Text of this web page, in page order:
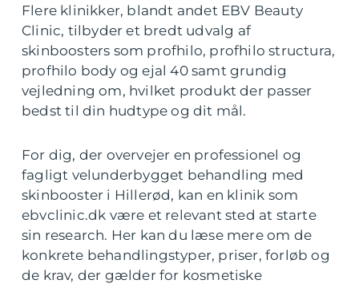
Flere klinikker, blandt andet EBV Beauty
Clinic, tilbyder et bredt udvalg af
skinboosters som profhilo, profhilo structura,
profhilo body og ejal 40 samt grundig
vejledning om, hvilket produkt der passer
bedst til din hudtype og dit mål.
For dig, der overvejer en professionel og
fagligt velunderbygget behandling med
skinbooster i Hillerød, kan en klinik som
ebvclinic.dk være et relevant sted at starte
sin research. Her kan du læse mere om de
konkrete behandlingstyper, priser, forløb og
de krav, der gælder for kosmetiske